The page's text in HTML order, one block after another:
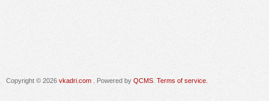
Copyright © 2026 vkadri.com . Powered by QCMS Terms of service.